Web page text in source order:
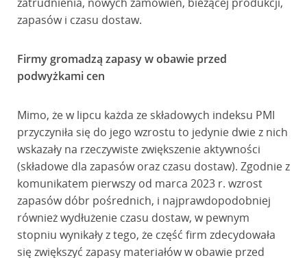
zapasów i czasu dostaw.
Firmy gromadzą zapasy w obawie przed
podwyżkami cen
Mimo, że w lipcu każda ze składowych indeksu PMI
przyczyniła się do jego wzrostu to jedynie dwie z nich
wskazały na rzeczywiste zwiększenie aktywności
(składowe dla zapasów oraz czasu dostaw). Zgodnie z
komunikatem pierwszy od marca 2023 r. wzrost
zapasów dóbr pośrednich, i najprawdopodobniej
również wydłużenie czasu dostaw, w pewnym
stopniu wynikały z tego, że część firm zdecydowała
się zwiększyć zapasy materiałów w obawie przed